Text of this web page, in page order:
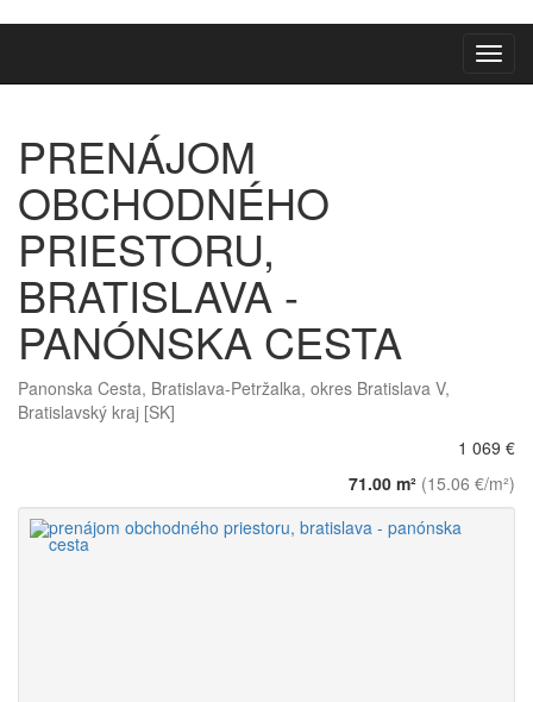
PRENÁJOM
OBCHODNÉHO
PRIESTORU,
BRATISLAVA -
PANÓNSKA CESTA
Panonska Cesta, Bratislava-Petržalka, okres Bratislava V,
Bratislavský kraj [SK]
1 069 €
71.00 m² (15.06 €/m²)